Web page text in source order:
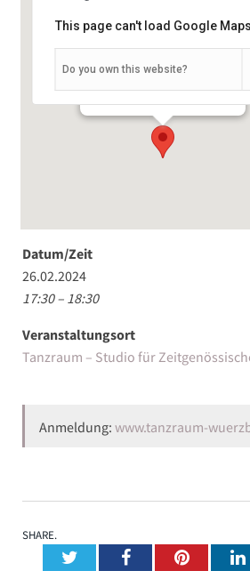
Veranstaltungen
This page can't load Google
Do you own this website?
Datum/Zeit
26.02.2024
17:30 – 18:30
Veranstaltungsort
Tanzraum – Studio für
Anmeldung: www.tanzraum-
SHARE.
TwitterFacebookPinterest